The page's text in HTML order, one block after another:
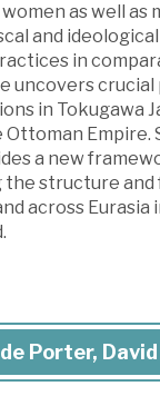
as well as
and
in
uncovers crucial
in Tokugawa
Ottoman Empire.
a new
the structure
across Eurasia
Porter, David